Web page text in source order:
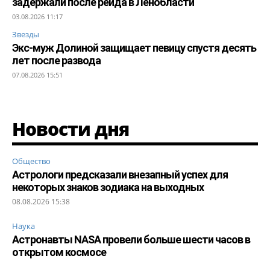
03.08.2026 11:17
Звезды
Экс-муж Долиной защищает певицу спустя десять
лет после развода
07.08.2026 15:51
Новости дня
Общество
Астрологи предсказали внезапный успех для
некоторых знаков зодиака на выходных
08.08.2026 15:38
Наука
Астронавты NASA провели больше шести часов в
открытом космосе